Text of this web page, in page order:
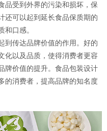
品受到外界的污染和损坏，保
还可以起到延长食品保质期的
和口感。
传达品牌价值的作用。好的
化以及品质，使得消费者更容
牌价值的提升。食品包装设计
的消费者，提高品牌的知名度